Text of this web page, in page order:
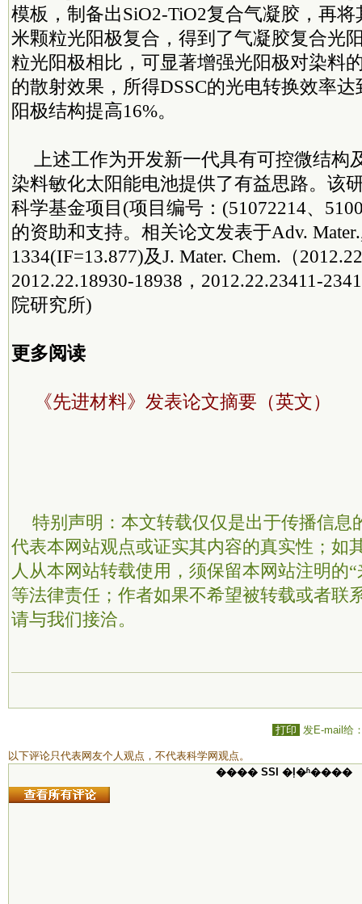
模板，制备出SiO2-TiO2复合气凝胶，再
米颗粒光阳极复合，得到了气凝胶复合光
粒光阳极相比，可显著增强光阳极对染料
的散射效果，所得DSSC的光电转换效率
阳极结构提高16%。
上述工作为开发新一代具有可控微结构
染料敏化太阳能电池提供了有益思路。该
科学基金项目(项目编号：(51072214、
的资助和支持。相关论文发表于Adv.
1334(IF=13.877)及J. Mater. Chem.（
2012.22.18930-18938，2012.22.23411-
院研究所)
更多阅读
《先进材料》发表论文摘要（英文）
特别声明：本文转载仅仅是出于传播信息
代表本网站观点或证实其内容的真实性；如
人从本网站转载使用，须保留本网站注明的
等法律责任；作者如果不希望被转载或者联
请与我们接洽。
打印 发E-mail给
以下评论只代表网友个人观点，不代表科学网观点。
���� SSI �ļ�ʱ����